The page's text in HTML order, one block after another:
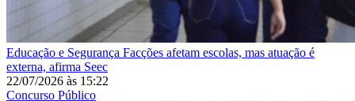
Educação e Segurança Facções afetam escolas, mas atuação é
externa, afirma Seec
22/07/2026 às 15:22
Concurso Público